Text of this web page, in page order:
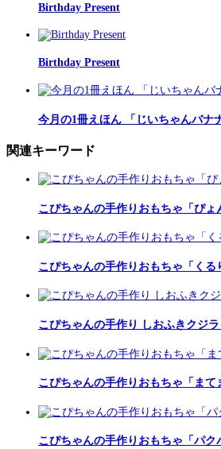
Birthday Present
Birthday Present
今月の1冊えほん 「じいちゃんバナ
関連キーワード
こぴちゃんの手作りおもちゃ「ぴょ
こぴちゃんの手作りおもちゃ「くる
こぴちゃんの手作り しおふきクジ
こぴちゃんの手作りおもちゃ「まて
こぴちゃんの手作りおもちゃ「パク